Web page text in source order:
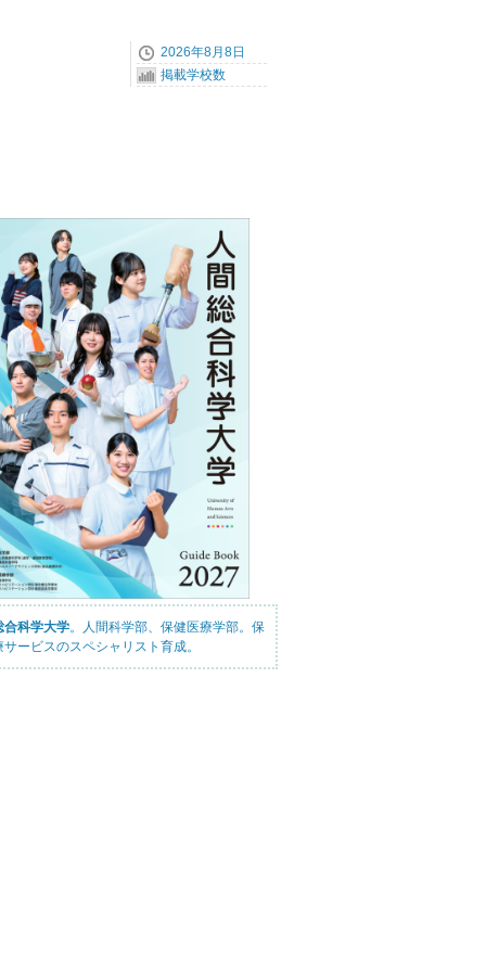
2026年8月8日
掲載学校数
合科学大学。人間科学部、保健医療学部。保
サービスのスペシャリスト育成。